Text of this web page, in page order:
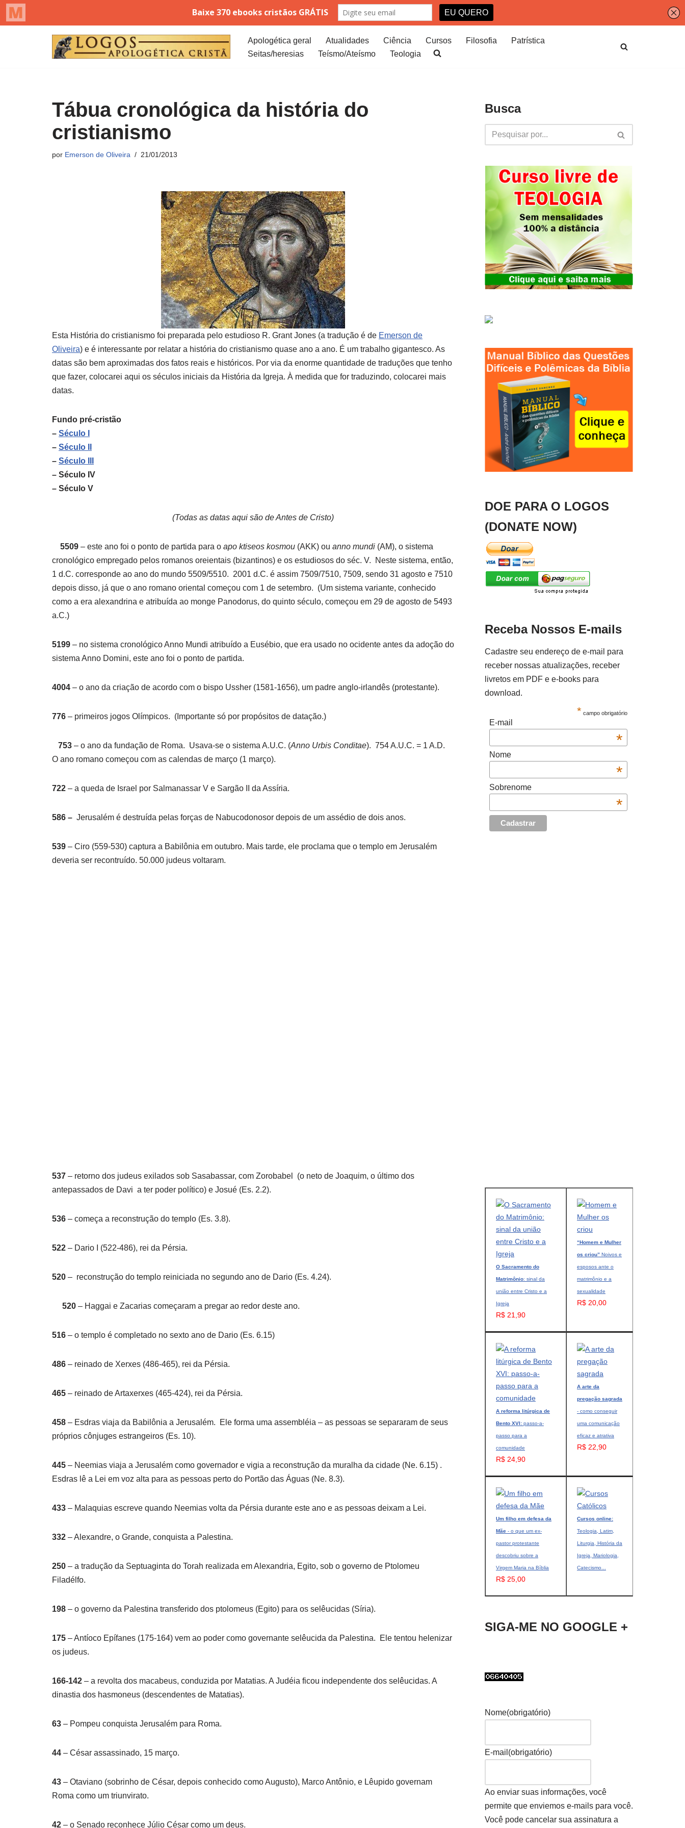
Apologética geral Atualidades Ciência Cursos Filosofia
Patrística
Seitas/heresias
Teísmo/Ateísmo Teologia
Tábua cronológica da história do
cristianismo
por Emerson de Oliveira 21/01/2013
Esta História do cristianismo foi preparada pelo estudioso R. Grant Jones (a tradução é de Emerson de
Oliveira) e é interessante por relatar a história do cristianismo quase ano a ano. É um trabalho gigantesco. As
datas são bem aproximadas dos fatos reais e históricos. Por via da enorme quantidade de traduções que tenho
que fazer, colocarei aqui os séculos iniciais da História da Igreja. À medida que for traduzindo, colocarei mais
datas.
Fundo pré-cristão
– Século I
– Século II
– Século III
– Século IV
– Século V
(Todas as datas aqui são de Antes de Cristo)
5509 – este ano foi o ponto de partida para o apo ktiseos kosmou (AKK) ou anno mundi (AM), o sistema
cronológico empregado pelos romanos oreientais (bizantinos) e os estudiosos do séc. V. Neste sistema, então,
1 d.C. corresponde ao ano do mundo 5509/5510. 2001 d.C. é assim 7509/7510, 7509, sendo 31 agosto e 7510
depois disso, já que o ano romano oriental começou com 1 de setembro. (Um sistema variante, conhecido
como a era alexandrina e atribuída ao monge Panodorus, do quinto século, começou em 29 de agosto de 5493
a.C.)
5199 – no sistema cronológico Anno Mundi atribuído a Eusébio, que era usado no ocidente antes da adoção do
sistema Anno Domini, este ano foi o ponto de partida.
4004 – o ano da criação de acordo com o bispo Ussher (1581-1656), um padre anglo-irlandês (protestante).
776 – primeiros jogos Olímpicos. (Importante só por propósitos de datação.)
753 – o ano da fundação de Roma. Usava-se o sistema A.U.C. (Anno Urbis Conditae). 754 A.U.C. = 1 A.D.
O ano romano começou com as calendas de março (1 março).
722 – a queda de Israel por Salmanassar V e Sargão II da Assíria.
586 – Jerusalém é destruída pelas forças de Nabucodonosor depois de um assédio de dois anos.
539 – Ciro (559-530) captura a Babilônia em outubro. Mais tarde, ele proclama que o templo em Jerusalém
deveria ser recontruído. 50.000 judeus voltaram.
537 – retorno dos judeus exilados sob Sasabassar, com Zorobabel (o neto de Joaquim, o último dos
antepassados de Davi a ter poder político) e Josué (Es. 2.2).
536 – começa a reconstrução do templo (Es. 3.8).
522 – Dario I (522-486), rei da Pérsia.
520 – reconstrução do templo reiniciada no segundo ano de Dario (Es. 4.24).
520 – Haggai e Zacarias começaram a pregar ao redor deste ano.
516 – o templo é completado no sexto ano de Dario (Es. 6.15)
486 – reinado de Xerxes (486-465), rei da Pérsia.
465 – reinado de Artaxerxes (465-424), rei da Pérsia.
458 – Esdras viaja da Babilônia a Jerusalém. Ele forma uma assembléia – as pessoas se separaram de seus
próprios cônjuges estrangeiros (Es. 10).
445 – Neemias viaja a Jerusalém como governador e vigia a reconstrução da muralha da cidade (Ne. 6.15) .
Esdras lê a Lei em voz alta para as pessoas perto do Portão das Águas (Ne. 8.3).
433 – Malaquias escreve quando Neemias volta da Pérsia durante este ano e as pessoas deixam a Lei.
332 – Alexandre, o Grande, conquista a Palestina.
250 – a tradução da Septuaginta do Torah realizada em Alexandria, Egito, sob o governo de Ptolomeu
Filadélfo.
198 – o governo da Palestina transferido dos ptolomeus (Egito) para os selêucidas (Síria).
175 – Antíoco Epífanes (175-164) vem ao poder como governante selêucida da Palestina. Ele tentou helenizar
os judeus.
166-142 – a revolta dos macabeus, conduzida por Matatias. A Judéia ficou independente dos selêucidas. A
dinastia dos hasmoneus (descendentes de Matatias).
63 – Pompeu conquista Jerusalém para Roma.
44 – César assassinado, 15 março.
43 – Otaviano (sobrinho de César, depois conhecido como Augusto), Marco Antônio, e Lêupido governam
Roma como um triunvirato.
42 – o Senado reconhece Júlio César como um deus.
Busca
DOE PARA O LOGOS
(DONATE NOW)
Receba Nossos E-mails
Cadastre seu endereço de e-mail para
receber nossas atualizações, receber
livretos em PDF e e-books para
download.
* campo obrigatório
E-mail
*
Nome
*
Sobrenome
*
O Sacramento do
Matrimônio: sinal da
união entre Cristo e a
Igreja
R$ 21,90
“Homem e Mulher
os criou” Noivos e
esposos ante o
matrimônio e a
sexualidade
R$ 20,00
A reforma litúrgica de
Bento XVI: passo-a-
passo para a
comunidade
R$ 24,90
A arte da
pregação sagrada
- como conseguir
uma comunicação
eficaz e atrativa
R$ 22,90
Um filho em defesa da
Mãe - o que um ex-
pastor protestante
descobriu sobre a
Virgem Maria na Bíblia
R$ 25,00
Cursos online:
Teologia, Latim,
Liturgia, História da
Igreja, Mariologia,
Catecismo...
SIGA-ME NO GOOGLE +
Nome(obrigatório)
E-mail (obrigatório)
Ao enviar suas informações, você
permite que enviemos e-mails para você.
Você pode cancelar sua assinatura a